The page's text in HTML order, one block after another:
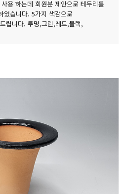
용 하는데 회원분 제안으로 테두리를
였습니다. 5가지 색감으로
립니다. 투명,그린,레드,블랙,